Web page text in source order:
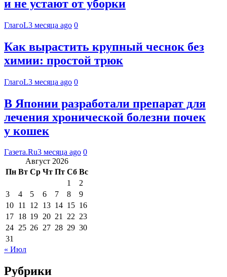
и не устают от уборки
ГлагоL3 месяца ago 0
Как вырастить крупный чеснок без
химии: простой трюк
ГлагоL3 месяца ago 0
В Японии разработали препарат для
лечения хронической болезни почек
у кошек
Газета.Ru3 месяца ago 0
Август 2026
Пн Вт Ср Чт Пт Сб Вс
1
2
3
4 5 6 7 8
9
10 11 12 13 14 15 16
17 18 19 20 21 22 23
24 25 26 27 28 29 30
31
« Июл
Рубрики